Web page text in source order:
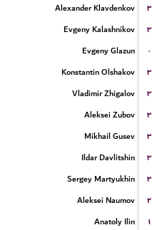
Alexander Klavdenkov
۳
Evgeny Kalashnikov
۳
Evgeny Glazun
۰
Konstantin Olshakov
۳
Vladimir Zhigalov
۳
Aleksei Zubov
۳
Mikhail Gusev
۳
Ildar Davlitshin
۳
Sergey Martyukhin
۳
Aleksei Naumov
۲
Anatoly Ilin
۱